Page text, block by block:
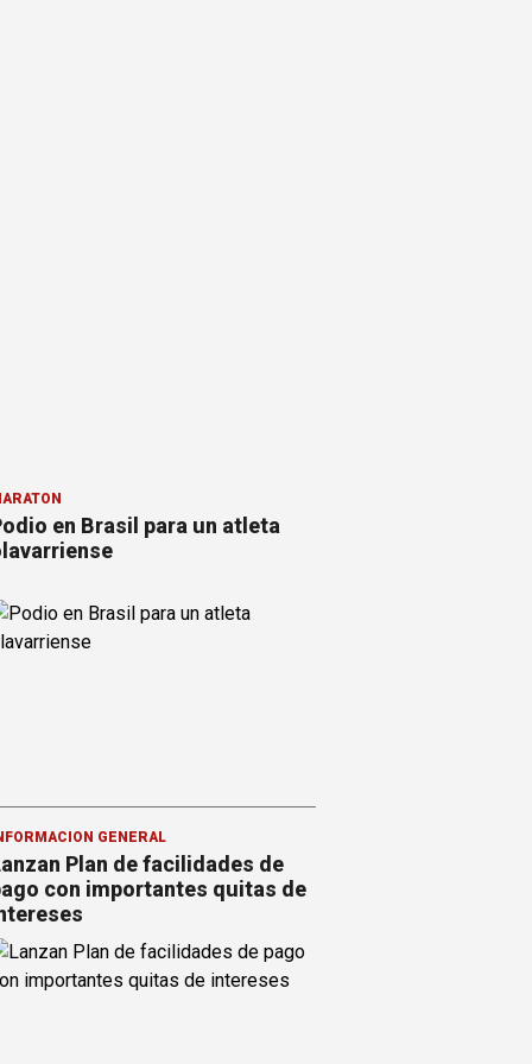
en Brasil para un atleta
GENERAL
Plan de facilidades de
con importantes quitas de